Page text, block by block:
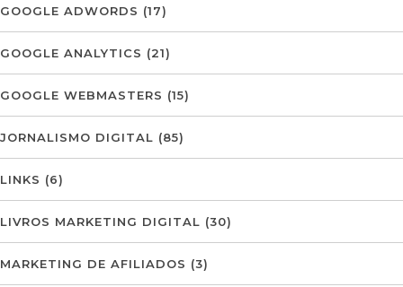
GOOGLE ADWORDS (17)
GOOGLE ANALYTICS (21)
GOOGLE WEBMASTERS (15)
JORNALISMO DIGITAL (85)
LINKS (6)
LIVROS MARKETING DIGITAL (30)
MARKETING DE AFILIADOS (3)